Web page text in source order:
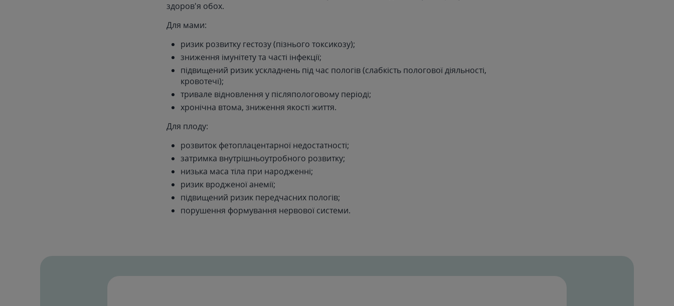
здоров'я обох.
Для мами:
ризик розвитку гестозу (пізнього токсикозу);
зниження імунітету та часті інфекції;
підвищений ризик ускладнень під час пологів (слабкість пологової діяльності,
кровотечі);
тривале відновлення у післяпологовому періоді;
хронічна втома, зниження якості життя.
Для плоду:
розвиток фетоплацентарної недостатності;
затримка внутрішньоутробного розвитку;
низька маса тіла при народженні;
ризик вродженої анемії;
підвищений ризик передчасних пологів;
порушення формування нервової системи.